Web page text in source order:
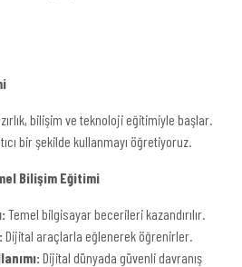
bilişim ve teknoloji eğitimiyle başlar.
bir şekilde kullanmayı öğretiyoruz.
Bilişim Eğitimi
Temel bilgisayar becerileri kazandırılır.
Dijital araçlarla eğlenerek öğrenirler.
Dijital dünyada güvenli davranış